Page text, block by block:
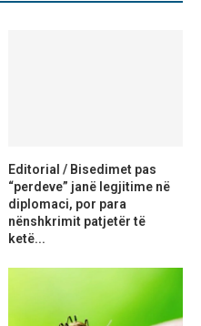
Editorial / Bisedimet pas
“perdeve” janë legjitime në
diplomaci, por para
nënshkrimit patjetër të
ketë...